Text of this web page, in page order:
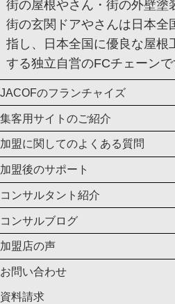
街の屋根やさん・街の外壁塗
街の玄関ドアやさんは日本全
指し、日本全国に優良な屋根
する独立自営のFCチェーンで
JACOFのフランチャイズ
集客用サイトのご紹介
加盟に関してのよくある質問
加盟後のサポート
コンサルタント紹介
コンサルブログ
加盟店の声
お問い合わせ
資料請求